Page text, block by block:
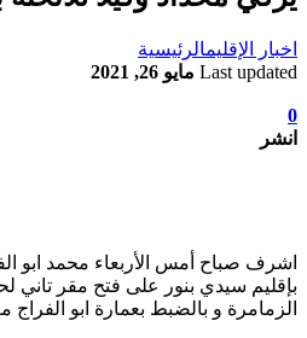
اخبار الإقليمالرئيسية
Last updated مايو 26, 2021
0
انشر
اشرف صباح أمس الأربعاء محمد ابو
بإقليم سيدي بنور على فتح مقر تاني
الزمامرة و بالضبط بعمارة ابو